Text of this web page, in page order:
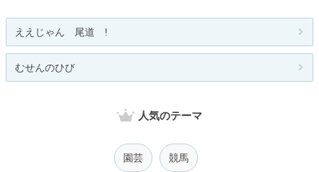
ええじゃん 尾道 !
むせんのひび
人気のテーマ
園芸 競馬